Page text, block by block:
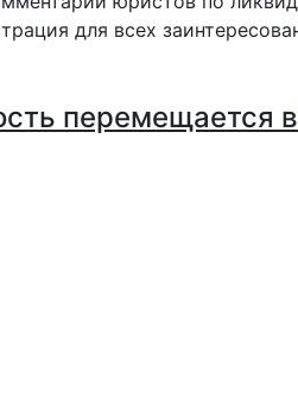
для всех
перемещается в